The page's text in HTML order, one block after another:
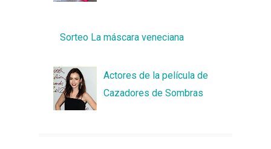
Sorteo La máscara veneciana
Actores de la película de
Cazadores de Sombras